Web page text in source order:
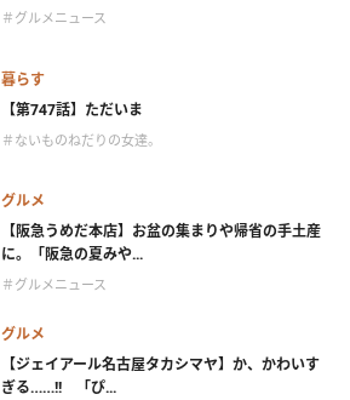
＃グルメニュース
暮らす
【第747話】ただいま
＃ないものねだりの女達。
グルメ
【阪急うめだ本店】お盆の集まりや帰省の手土産
に。「阪急の夏みや...
＃グルメニュース
グルメ
【ジェイアール名古屋タカシマヤ】か、かわいす
ぎる……!! 「ぴ...